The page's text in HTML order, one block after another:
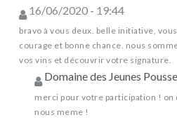
16/06/2020 - 19:44
bravo à vous deux. belle initiative,
courage et bonne chance. nous
vos vins et découvrir votre signature.
Domaine des Jeunes
merci pour votre participation ! on
nous meme !